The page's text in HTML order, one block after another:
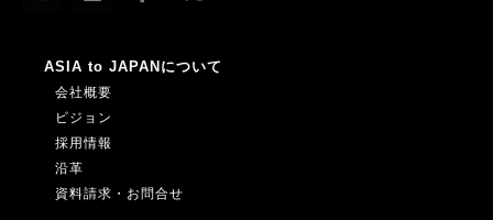
ASIA to JAPANについて
会社概要
ビジョン
採用情報
沿革
資料請求・お問合せ